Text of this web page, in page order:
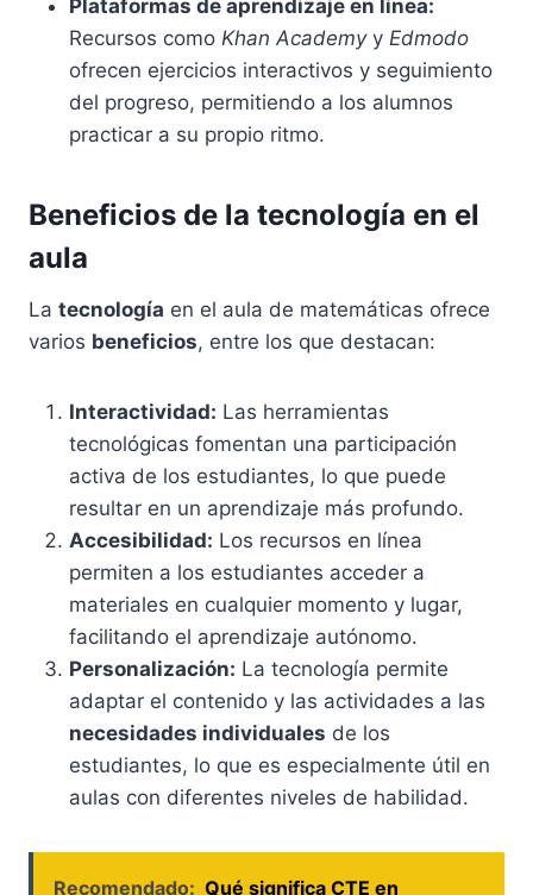
Plataformas de aprendizaje en línea:
Recursos como Khan Academyy Edmodo
ofrecen ejercicios interactivos y seguimiento
del progreso, permitiendo a los alumnos
practicar a su propio ritmo.
Beneficios de la tecnología en el
aula
La tecnología en el aula de matemáticas ofrece
varios beneficios, entre los que destacan:
Interactividad: Las herramientas
tecnológicas fomentan una participación
activa de los estudiantes, lo que puede
resultar en un aprendizaje más profundo.
Accesibilidad: Los recursos en línea
permiten a los estudiantes acceder a
materiales en cualquier momento y lugar,
facilitando el aprendizaje autónomo.
Personalización: La tecnología permite
adaptar el contenido y las actividades a las
necesidades individuales de los
estudiantes, lo que es especialmente útil en
aulas con diferentes niveles de habilidad.
Recomendado: Qué significa CTE en